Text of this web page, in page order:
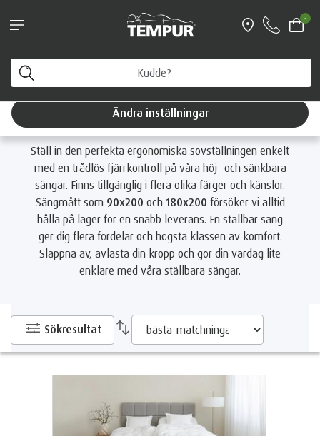
-
Boka personlig vägledning & få en fri
resekudde värd 1199 kr
Du tittar på Sverige-sidan. Du kan ändra dina
inställningar när som helst
Ändra inställningar
Hem Sängar Enligt Produkttyp Ställbara sängar
Ställbara sängar
Ställ in den perfekta ergonomiska sovställningen enkelt
med en trådlös fjärrkontroll på våra höj- och sänkbara
sängar. Finns tillgänglig i flera olika färger och känslor.
Sängmått som 90x200 och 180x200 försöker vi alltid
hålla på lager för en snabb leverans. En ställbar säng
ger dig flera fördelar och högsta klassen av komfort.
Slappna av, avlasta din kropp och gör din vardag lite
enklare med våra ställbara sängar.
Sökresultat